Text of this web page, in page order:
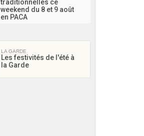
traditionnelles ce
weekend du 8 et 9 août
en PACA
LA GARDE
Les festivités de l'été à
la Garde